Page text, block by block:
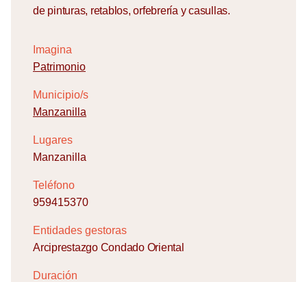
de pinturas, retablos, orfebrería y casullas.
Imagina
Patrimonio
Municipio/s
Manzanilla
Lugares
Manzanilla
Teléfono
959415370
Entidades gestoras
Arciprestazgo Condado Oriental
Duración